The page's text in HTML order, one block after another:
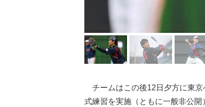
チームはこの後12日夕方に東京
式練習を実施（ともに一般非公